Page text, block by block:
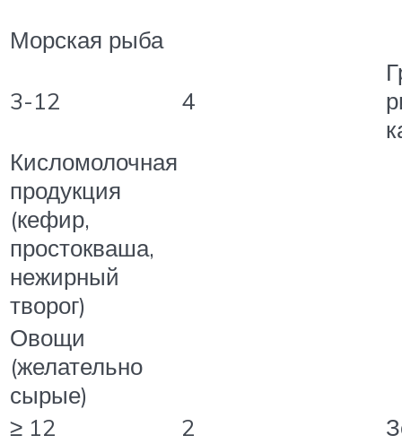
Морская рыба
3-12 4
Кисломолочная
продукция
(кефир,
простокваша,
нежирный
творог)
Овощи
(желательно
сырые)
≥ 12
2